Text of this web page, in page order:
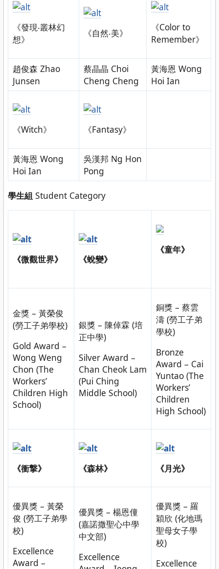
《發現‧叢林幻
想》
《自然‧美》
《Color to
Remember》
趙俊森 Zhao
Junsen
蔡晶晶 Choi
Cheng Cheng
黃海恩 Wong
Hoi Ian
《Witch》 《Fantasy》
黃海恩 Wong
Hoi Ian
吳漢邦 Ng Hon
Pong
學生組 Student Category
《微觀世界》 《蛻變》
《童年》
金獎 – 黃榮俊
(勞工子弟學校)
Gold Award –
Wong Weng
Chon (The
Workers’
Children High
School)
銀獎 – 陳倬霖 (培
正中學)
Silver Award –
Chan Cheok Lam
(Pui Ching
Middle School)
銅獎 – 蔡雲
濤 (勞工子弟
學校)
Bronze
Award – Cai
Yuntao (The
Workers’
Children
High School)
《衝撃》 《森林》 《月光》
優異獎 – 黃榮
俊 (勞工子弟學
校)
Excellence
Award –
優異獎 – 楊恩僮
(嘉諾撒聖心中學
中文部)
Excellence
優異獎 – 羅
穎欣 (化地瑪
聖母女子學
校)
Excellence